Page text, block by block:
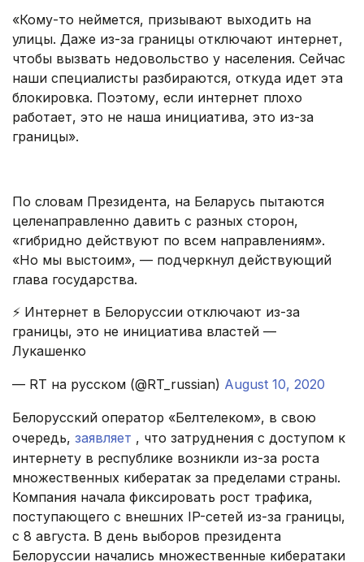
«Кому-то неймется, призывают выходить на
улицы. Даже из-за границы отключают интернет,
чтобы вызвать недовольство у населения. Сейчас
наши специалисты разбираются, откуда идет эта
блокировка. Поэтому, если интернет плохо
работает, это не наша инициатива, это из-за
границы».
По словам Президента, на Беларусь пытаются
целенаправленно давить с разных сторон,
«гибридно действуют по всем направлениям».
«Но мы выстоим», — подчеркнул действующий
глава государства.
⚡️ Интернет в Белоруссии отключают из-за
границы, это не инициатива властей —
Лукашенко
— RT на русском (@RT_russian) August 10, 2020
Белорусский оператор «Белтелеком», в свою
очередь, заявляет , что затруднения с доступом к
интернету в республике возникли из-за роста
множественных кибератак за пределами страны.
Компания начала фиксировать рост трафика,
поступающего с внешних IP-сетей из-за границы,
с 8 августа. В день выборов президента
Белоруссии начались множественные кибератаки